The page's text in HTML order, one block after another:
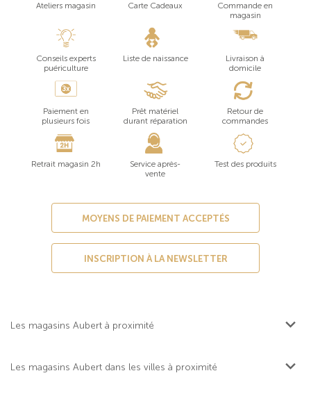
Ateliers magasin Carte Cadeaux
Commande en
magasin
Conseils experts
puériculture
Liste de naissance
Livraison à
domicile
Paiement en
plusieurs fois
Prêt matériel
durant réparation
Retour de
commandes
Retrait magasin 2h
Service après-
vente
Test des produits
MOYENS DE PAIEMENT ACCEPTÉS
INSCRIPTION À LA NEWSLETTER
Les magasins Aubert à proximité
Les magasins Aubert dans les villes à proximité